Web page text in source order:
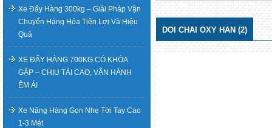
DOI CHAI OXY HAN (2)
Xe Đẩy Hàng 300kg – Giải Pháp Vận
Chuyển Hàng Hóa Tiện Lợi Và Hiệu
Quả
XE ĐẨY HÀNG 700KG CÓ KHÓA
GẬP – CHỊU TẢI CAO, VẬN HÀNH
ÊM ÁI
Xe Nâng Hàng Gọn Nhẹ Tời Tay Cao
1-3 Mét